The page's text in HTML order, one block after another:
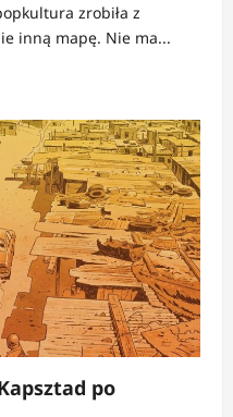
zrobiła z
inną mapę. Nie ma...
po